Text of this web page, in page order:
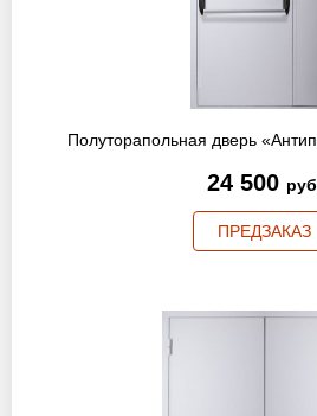
Полуторапольная дверь
24 500
ПРЕДЗАКАЗ